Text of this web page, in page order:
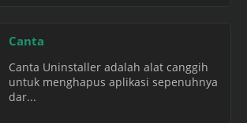
Canta
Canta Uninstaller adalah alat canggih
untuk menghapus aplikasi sepenuhnya
dar...